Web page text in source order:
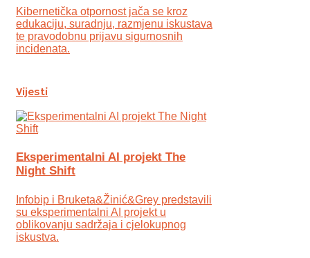
Kibernetička otpornost jača se kroz
edukaciju, suradnju, razmjenu iskustava
te pravodobnu prijavu sigurnosnih
incidenata.
Vijesti
Eksperimentalni AI projekt The
Night Shift
Infobip i Bruketa&Žinić&Grey predstavili
su eksperimentalni AI projekt u
oblikovanju sadržaja i cjelokupnog
iskustva.